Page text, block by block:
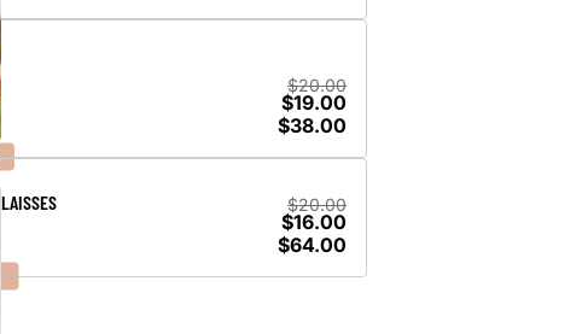
LAISSES
$20.00
$19.00
$38.00
$20.00
$16.00
$64.00